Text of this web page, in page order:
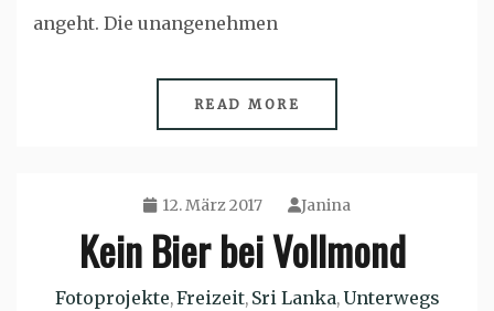
angeht. Die unangenehmen
READ MORE
12. März 2017 Janina
Kein Bier bei Vollmond
Fotoprojekte,Freizeit, Sri Lanka, Unterwegs